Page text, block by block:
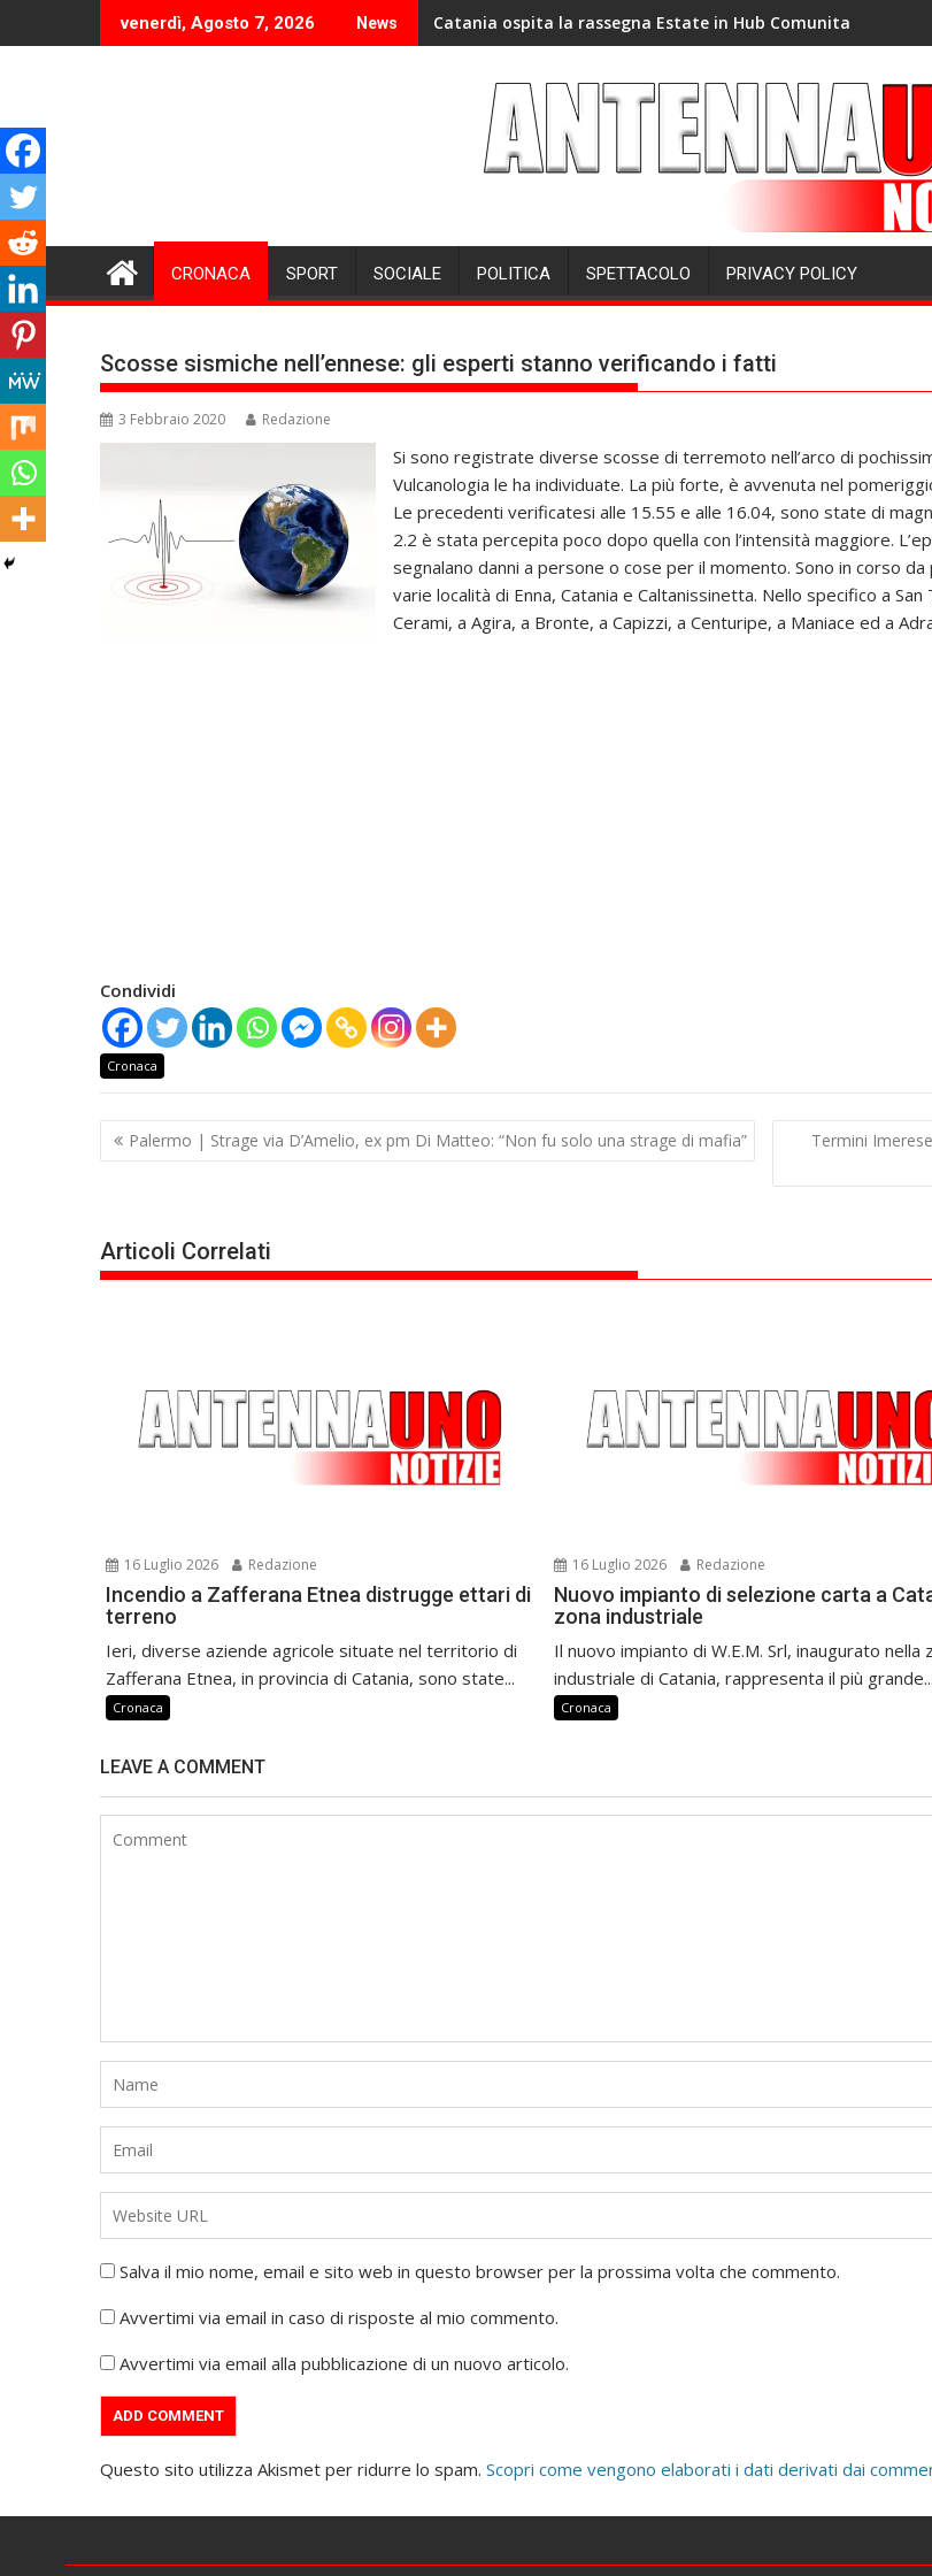
to
venerdì, Agosto 7, 2026 News Catania ospita la rassegna Estate in Hub Comunita
CRONACA SPORT SOCIALE POLITICA SPETTACOLO PRIVACY POLICY
Scosse sismiche nell’ennese: gli esperti stanno verificando i fatti
3 Febbraio 2020 Redazione
Si sono registrate diverse scosse di terremoto nell’arco di
Vulcanologia le ha individuate. La più forte, è avvenuta nel
Le precedenti verificatesi alle 15.55 e alle 16.04, sono state di
2.2 è stata percepita poco dopo quella con l’intensità maggiore.
segnalano danni a persone o cose per il momento. Sono in corso
varie località di Enna, Catania e Caltanissinetta. Nello specifico a
Cerami, a Agira, a Bronte, a Capizzi, a Centuripe, a Maniace ed a
Condividi
Cronaca
Navigazione
articoli
Palermo | Strage via D’Amelio, ex pm Di Matteo: “Non fu solo una strage di mafia”
Termini
Articoli Correlati
16 Luglio 2026 Redazione
Incendio a Zafferana Etnea distrugge ettari di
terreno
Ieri, diverse aziende agricole situate nel territorio di
Zafferana Etnea, in provincia di Catania, sono state...
Cronaca
16 Luglio 2026 Redazione
Nuovo impianto di selezione carta a
zona industriale
Il nuovo impianto di W.E.M. Srl, inaugurato nella
industriale di Catania, rappresenta il più grande...
Cronaca
LEAVE A COMMENT
Salva il mio nome, email e sito web in questo browser per la prossima volta che commento.
Avvertimi via email in caso di risposte al mio commento.
Avvertimi via email alla pubblicazione di un nuovo articolo.
Questo sito utilizza Akismet per ridurre lo spam. Scopri come vengono elaborati i dati derivati dai